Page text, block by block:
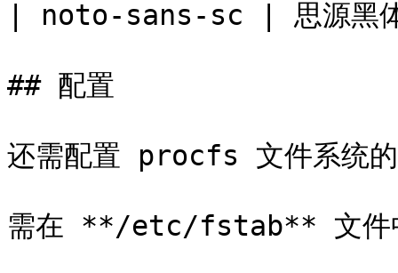
| noto-sans-sc | 思源黑
## 配置
还需配置 procfs 文件系统的
需在 **/etc/fstab** 文件中